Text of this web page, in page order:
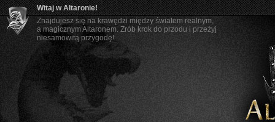
Witaj w Altaronie!
Znajdujesz się na krawędzi między światem realnym,
a magicznym Altaronem. Zrób krok do przodu i przeżyj
niesamowitą przygodę!